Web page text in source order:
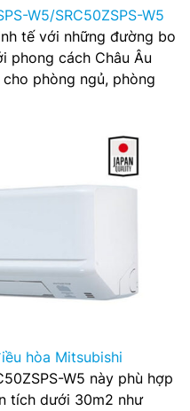
1,385 kW
210 mm
mm
6.35 (1/4″) / 12.7 (1/2″)
W5/SRC50ZSPS-W5
tế với những đường bo
phong cách Châu Âu
phòng ngủ, phòng
hòa Mitsubishi
W5 này phù hợp
tích dưới 30m2 như